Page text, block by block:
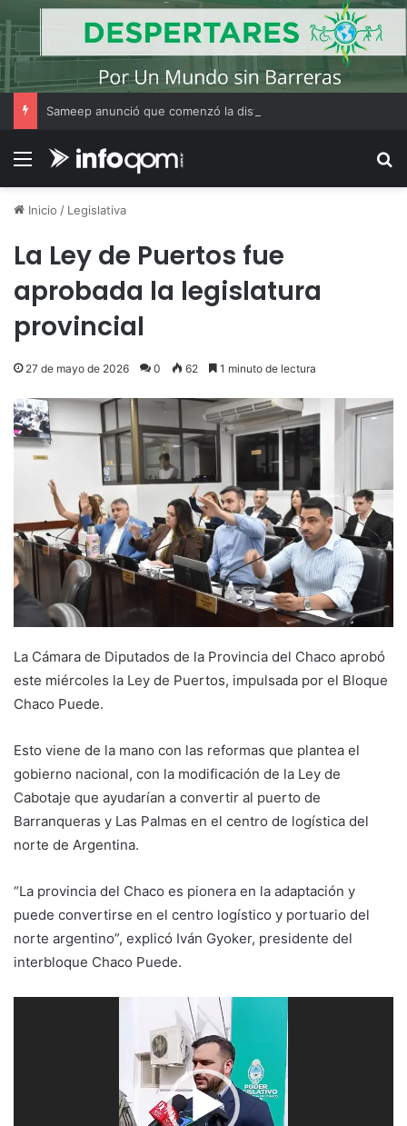
Menú
Inicio / Legislativa
La Ley de Puertos fue
aprobada la legislatura
provincial
27 de mayo de 2026 0 62 1 minuto de lectura
La Cámara de Diputados de la Provincia del Chaco aprobó
este miércoles la Ley de Puertos, impulsada por el Bloque
Chaco Puede.
Esto viene de la mano con las reformas que plantea el
gobierno nacional, con la modificación de la Ley de
Cabotaje que ayudarían a convertir al puerto de
Barranqueras y Las Palmas en el centro de logística del
norte de Argentina.
“La provincia del Chaco es pionera en la adaptación y
puede convertirse en el centro logístico y portuario del
norte argentino”, explicó Iván Gyoker, presidente del
interbloque Chaco Puede.